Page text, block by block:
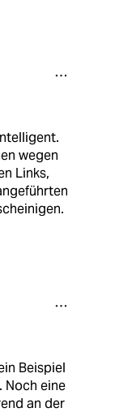
wegen
Links,
Beispiel
Noch eine
an der